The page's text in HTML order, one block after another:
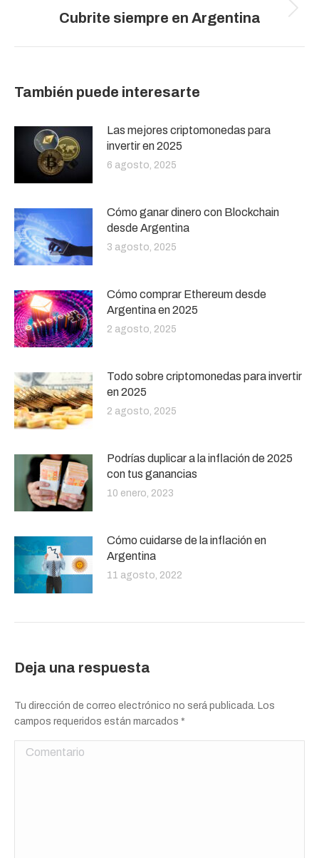
Publicación
Cubrite siempre en Argentina
También puede interesarte
Las mejores criptomonedas para
invertir en 2025
6 agosto, 2025
Cómo ganar dinero con Blockchain
desde Argentina
3 agosto, 2025
Cómo comprar Ethereum desde
Argentina en 2025
2 agosto, 2025
Todo sobre criptomonedas para invertir
en 2025
2 agosto, 2025
Podrías duplicar a la inflación de 2025
con tus ganancias
10 enero, 2023
Cómo cuidarse de la inflación en
Argentina
11 agosto, 2022
Deja una respuesta
Tu dirección de correo electrónico no será publicada. Los
campos requeridos están marcados *
Comentario